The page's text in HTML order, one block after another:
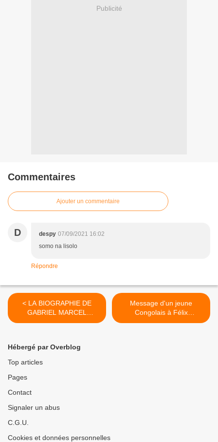
Publicité
Commentaires
Ajouter un commentaire
D despy 07/09/2021 16:02
somo na lisolo
Répondre
< LA BIOGRAPHIE DE
GABRIEL MARCEL
LENGEMA DULIA
Message d'un jeune
Congolais à Félix
Tshisekedi >
Hébergé par Overblog
Top articles
Pages
Contact
Signaler un abus
C.G.U.
Cookies et données personnelles